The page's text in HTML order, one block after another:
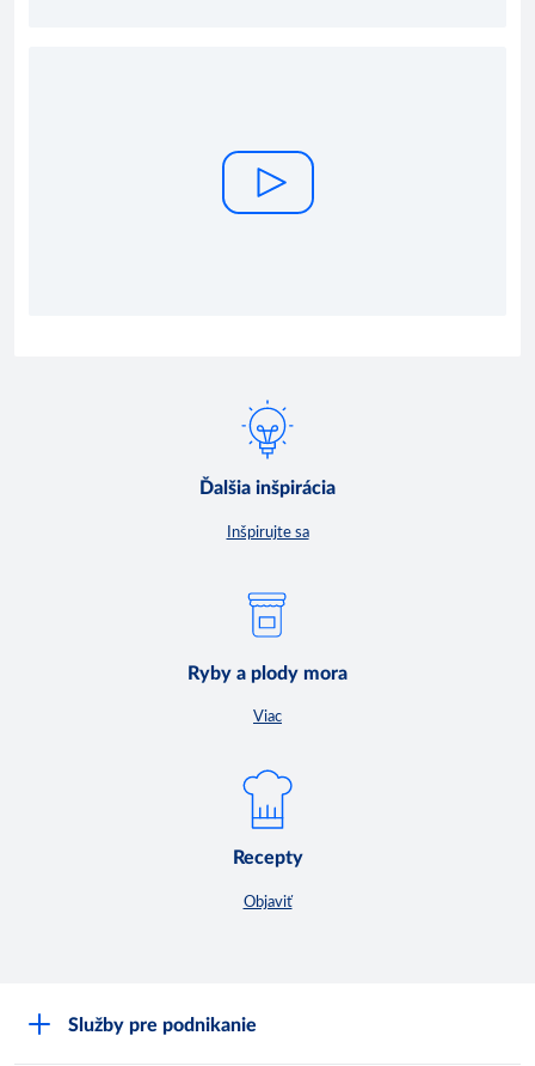
Ďalšia inšpirácia
Inšpirujte sa
Ryby a plody mora
Viac
Recepty
Objaviť
Služby pre podnikanie